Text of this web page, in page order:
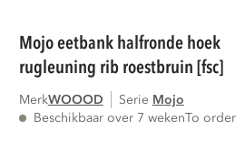
mojo eetbank halfronde hoek
rugleuning rib roestbruin [fsc]
MerkWOOOD Serie
mojo
Beschikbaar over 7 wekenTo order